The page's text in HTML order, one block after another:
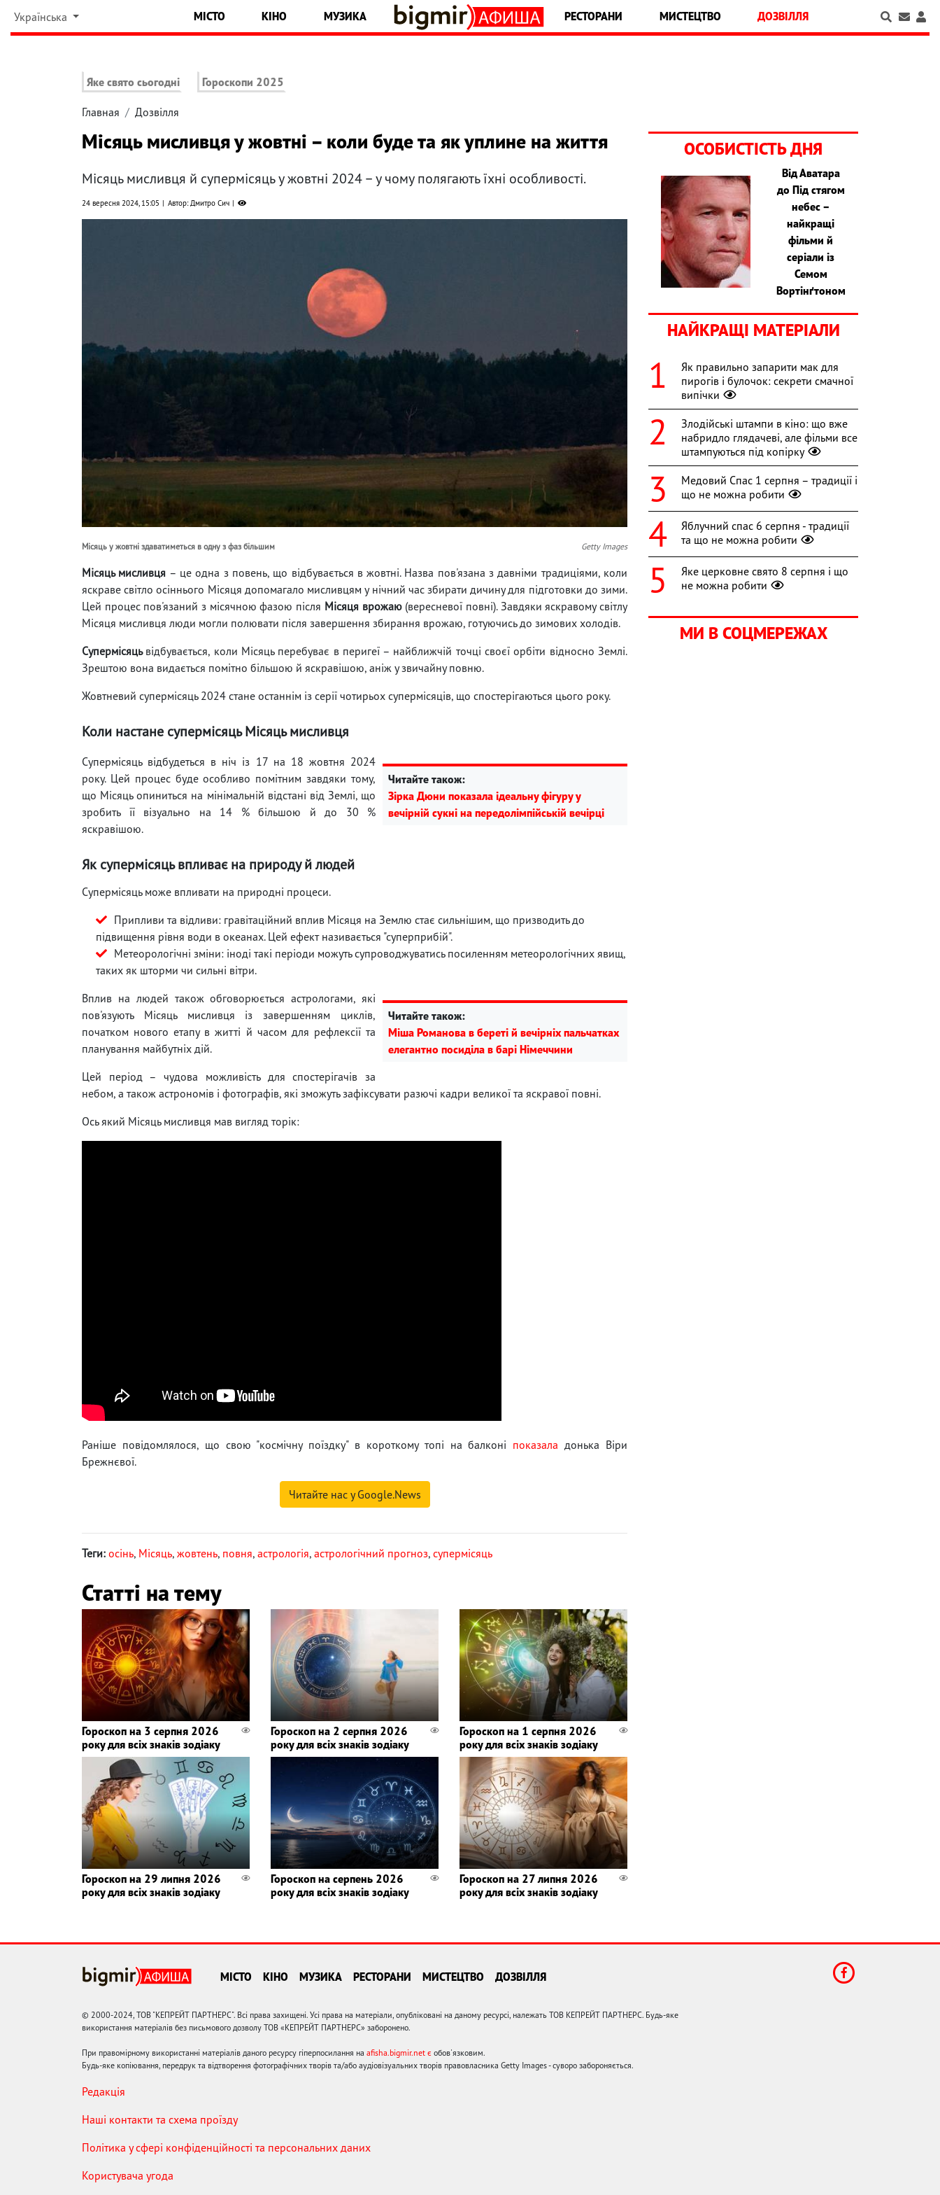
Українська МІСТО КІНО МУЗИКА РЕСТОРАНИ МИСТЕЦТВО ДОЗВІЛЛЯ
Яке свято сьогодні Гороскопи 2025
Главная Дозвілля
Місяць мисливця у жовтні – коли буде та як уплине на життя
Місяць мисливця й супермісяць у жовтні 2024 – у чому полягають їхні особливості.
24 вересня 2024, 15:05 Автор: Дмитро Сич
Місяць у жовтні здаватиметься в одну з фаз більшим Getty Images
Місяць мисливця – це одна з повень, що відбувається в жовтні. Назва пов'язана з давніми традиціями, коли
яскраве світло осіннього Місяця допомагало мисливцям у нічний час збирати дичину для підготовки до зими.
Цей процес пов'язаний з місячною фазою після Місяця врожаю(вересневої повні). Завдяки яскравому світлу
Місяця мисливця люди могли полювати після завершення збирання врожаю, готуючись до зимових холодів.
Супермісяць відбувається, коли Місяць перебуває в перигеї – найближчій точці своєї орбіти відносно Землі.
Зрештою вона видається помітно більшою й яскравішою, аніж у звичайну повню.
Жовтневий супермісяць 2024 стане останнім із серії чотирьох супермісяців, що спостерігаються цього року.
Коли настане супермісяць Місяць мисливця
Читайте також:
Зірка Дюни показала ідеальну фігуру у
вечірній сукні на передолімпійській вечірці
Супермісяць відбудеться в ніч із 17 на 18 жовтня 2024
року. Цей процес буде особливо помітним завдяки тому,
що Місяць опиниться на мінімальній відстані від Землі, що
зробить її візуально на 14 % більшою й до 30 %
яскравішою.
Як супермісяць впливає на природу й людей
Супермісяць може впливати на природні процеси.
Припливи та відливи: гравітаційний вплив Місяця на Землю стає сильнішим, що призводить до
підвищення рівня води в океанах. Цей ефект називається "суперприбій".
Метеорологічні зміни: іноді такі періоди можуть супроводжуватись посиленням метеорологічних явищ,
таких як шторми чи сильні вітри.
Читайте також:
Міша Романова в береті й вечірніх пальчатках
елегантно посиділа в барі Німеччини
Вплив на людей також обговорюється астрологами, які
пов'язують Місяць мисливця із завершенням циклів,
початком нового етапу в житті й часом для рефлексії та
планування майбутніх дій.
Цей період – чудова можливість для спостерігачів за
небом, а також астрономів і фотографів, які зможуть зафіксувати разючі кадри великої та яскравої повні.
Ось який Місяць мисливця мав вигляд торік:
Раніше повідомлялося, що свою "космічну поїздку" в короткому топі на балконі показала донька Віри
Брежнєвої.
Читайте нас у Google.News
Теги: осінь, Місяць, жовтень, повня, астрологія, астрологічний прогноз, супермісяць
Статті на тему
Гороскоп на 3 серпня 2026
року для всіх знаків зодіаку
Гороскоп на 2 серпня 2026
року для всіх знаків зодіаку
Гороскоп на 1 серпня 2026
року для всіх знаків зодіаку
Гороскоп на 29 липня 2026
року для всіх знаків зодіаку
Гороскоп на серпень 2026
року для всіх знаків зодіаку
Гороскоп на 27 липня 2026
року для всіх знаків зодіаку
ОСОБИСТІСТЬ ДНЯ
Від Аватара
до Під стягом
небес –
найкращі
фільми й
серіали із
Семом
Вортінґтоном
НАЙКРАЩІ МАТЕРІАЛИ
Як правильно запарити мак для
пирогів і булочок: секрети смачної
випічки
Злодійські штампи в кіно: що вже
набридло глядачеві, але фільми все
штампуються під копірку
Медовий Спас 1 серпня – традиції і
що не можна робити
Яблучний спас 6 серпня - традиції
та що не можна робити
Яке церковне свято 8 серпня і що
не можна робити
МИ В СОЦМЕРЕЖАХ
МІСТО КІНО МУЗИКА РЕСТОРАНИ МИСТЕЦТВО ДОЗВІЛЛЯ
© 2000-2024, ТОВ "КЕПРЕЙТ ПАРТНЕРС". Всі права захищені. Усі права на матеріали, опубліковані на даному ресурсі, належать ТОВ КЕПРЕЙТ ПАРТНЕРС. Будь-яке
використання матеріалів без письмового дозволу ТОВ «КЕПРЕЙТ ПАРТНЕРС» заборонено.
При правомірному використанні матеріалів даного ресурсу гіперпосилання на afisha.bigmir.net є обов'язковим.
Будь-яке копіювання, передрук та відтворення фотографічних творів та/або аудіовізуальних творів правовласника Getty Images - суворо забороняється.
Редакція
Наші контакти та схема проїзду
Політика у сфері конфіденційності та персональних даних
Користувача угода